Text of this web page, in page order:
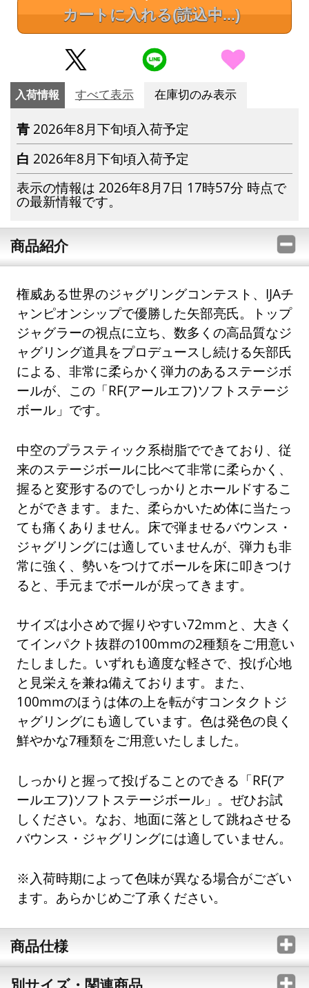
カートに入れる(読込中...)
入荷情報 すべて表示 在庫切のみ表示
青 2026年8月下旬頃入荷予定
白 2026年8月下旬頃入荷予定
表示の情報は 2026年8月7日 17時57分 時点で
の最新情報です。
商品紹介
権威ある世界のジャグリングコンテスト、IJAチ
ャンピオンシップで優勝した矢部亮氏。トップ
ジャグラーの視点に立ち、数多くの高品質なジ
ャグリング道具をプロデュースし続ける矢部氏
による、非常に柔らかく弾力のあるステージボ
ールが、この「RF(アールエフ)ソフトステージ
ボール」です。
中空のプラスティック系樹脂でできており、従
来のステージボールに比べて非常に柔らかく、
握ると変形するのでしっかりとホールドするこ
とができます。また、柔らかいため体に当たっ
ても痛くありません。床で弾ませるバウンス・
ジャグリングには適していませんが、弾力も非
常に強く、勢いをつけてボールを床に叩きつけ
ると、手元までボールが戻ってきます。
サイズは小さめで握りやすい72mmと、大きく
てインパクト抜群の100mmの2種類をご用意い
たしました。いずれも適度な軽さで、投げ心地
と見栄えを兼ね備えております。また、
100mmのほうは体の上を転がすコンタクトジ
ャグリングにも適しています。色は発色の良く
鮮やかな7種類をご用意いたしました。
しっかりと握って投げることのできる「RF(ア
ールエフ)ソフトステージボール」。ぜひお試
しください。なお、地面に落として跳ねさせる
バウンス・ジャグリングには適していません。
※入荷時期によって色味が異なる場合がござい
ます。あらかじめご了承ください。
商品仕様